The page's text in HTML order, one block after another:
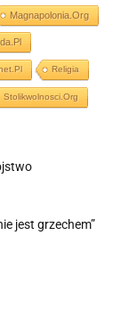
Magnapolonia.org
Religia
Stolikwolnosci.org
jest grzechem”